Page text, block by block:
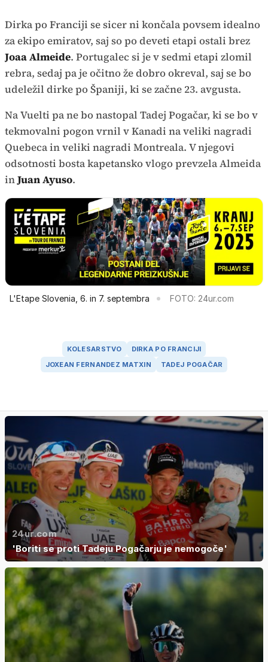
Dirka po Franciji se sicer ni končala povsem idealno
za ekipo emiratov, saj so po deveti etapi ostali brez
Joaa Almeide. Portugalec si je v sedmi etapi zlomil
rebra, sedaj pa je očitno že dobro okreval, saj se bo
udeležil dirke po Španiji, ki se začne 23. avgusta.
Na Vuelti pa ne bo nastopal Tadej Pogačar, ki se bo v
tekmovalni pogon vrnil v Kanadi na veliki nagradi
Quebeca in veliki nagradi Montreala. V njegovi
odsotnosti bosta kapetansko vlogo prevzela Almeida
inJuan Ayuso.
L'Etape Slovenia, 6. in 7. septembra FOTO: 24ur.com
KOLESARSTVO
DIRKA PO FRANCIJI
JOXEAN FERNANDEZ MATXIN
TADEJ POGAČAR
24ur.com
'Boriti se proti Tadeju Pogačarju je nemogoče'